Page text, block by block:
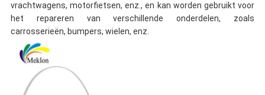
vrachtwagens, motorfietsen, enz., en kan worden gebruikt voor
het repareren van verschillende onderdelen, zoals
carrosserieën, bumpers, wielen, enz.